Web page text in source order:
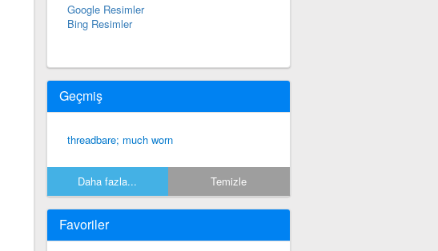
Google Resimler
Bing Resimler
Geçmiş
threadbare; much worn
Daha fazla... Temizle
Favoriler